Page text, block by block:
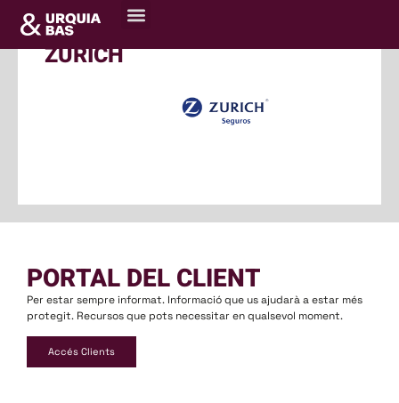
ZURICH
PORTAL DEL CLIENT
Per estar sempre informat. Informació que us ajudarà a estar més
protegit. Recursos que pots necessitar en qualsevol moment.
Accés Clients